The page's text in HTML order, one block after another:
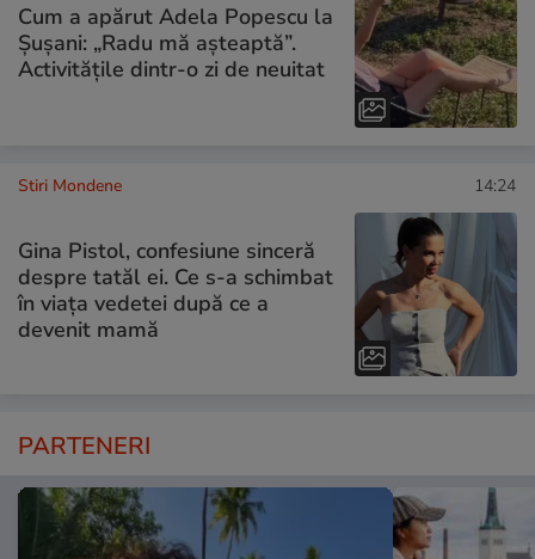
Cum a apărut Adela Popescu la
Șușani: „Radu mă așteaptă”.
Activitățile dintr-o zi de neuitat
Stiri Mondene 14:24
Gina Pistol, confesiune sinceră
despre tatăl ei. Ce s-a schimbat
în viața vedetei după ce a
devenit mamă
PARTENERI